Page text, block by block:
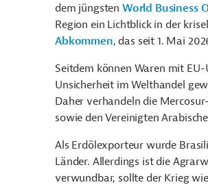
dem jüngsten World Business
Region ein Lichtblick in der
Abkommen, das seit 1. Mai
Seitdem können Waren mit
Unsicherheit im Welthandel
Daher verhandeln die
sowie den Vereinigten
Als Erdölexporteur wurde
Länder. Allerdings ist die
verwundbar, sollte der Krieg